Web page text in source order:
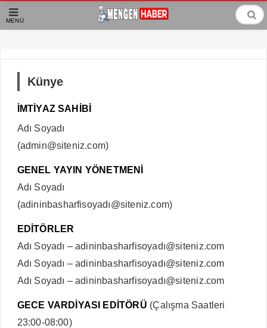
MENÜ
Künye
İMTİYAZ SAHİBİ
Adı Soyadı
(admin@siteniz.com)
GENEL YAYIN YÖNETMENİ
Adı Soyadı
(adininbasharfisoyadı@siteniz.com)
EDİTÖRLER
Adı Soyadı – adininbasharfisoyadı@siteniz.com
Adı Soyadı – adininbasharfisoyadı@siteniz.com
Adı Soyadı – adininbasharfisoyadı@siteniz.com
GECE VARDİYASI EDİTÖRÜ (Çalışma Saatleri
23:00-08:00)